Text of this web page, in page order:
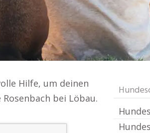
Hilfe, um deinen
bei Löbau.